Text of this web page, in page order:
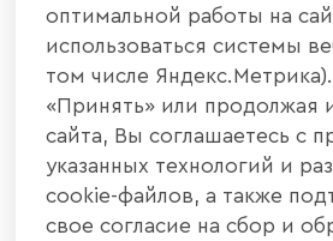
НАШИ КОНТАКТЫ
+7 800 700 20 58
440004, г. Пенза, ул.
оптимальной работы на
использоваться системы
том числе
«Принять» или продолжая
сайта, Вы соглашаетесь с
указанных технологий и
cookie-файлов, а также
свое согласие на сбор и